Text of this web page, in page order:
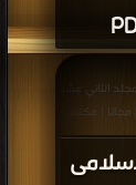
الثاني عشر: